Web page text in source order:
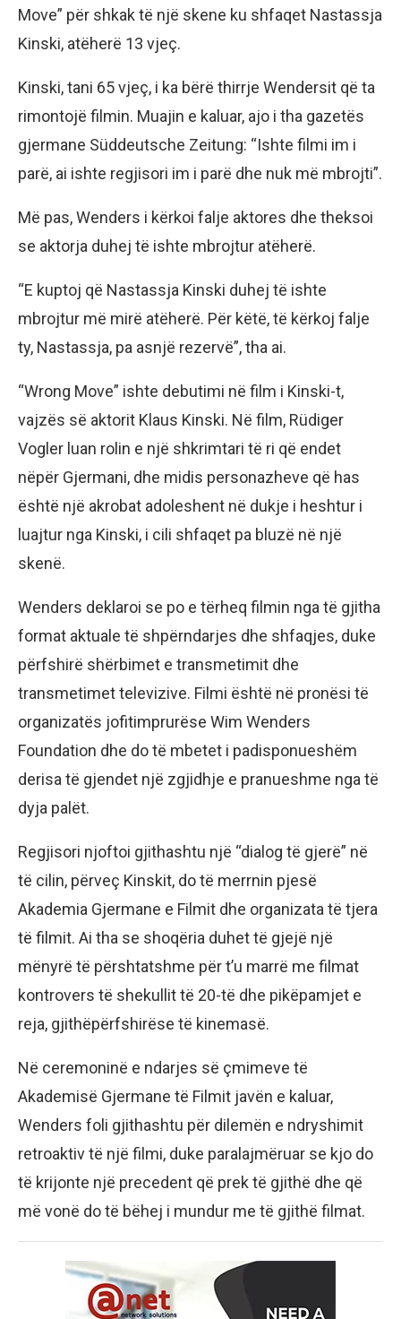
Move” për shkak të një skene ku shfaqet Nastassja
Kinski, atëherë 13 vjeç.
Kinski, tani 65 vjeç, i ka bërë thirrje Wendersit që ta
rimontojë filmin. Muajin e kaluar, ajo i tha gazetës
gjermane Süddeutsche Zeitung: “Ishte filmi im i
parë, ai ishte regjisori im i parë dhe nuk më mbrojti”.
Më pas, Wenders i kërkoi falje aktores dhe theksoi
se aktorja duhej të ishte mbrojtur atëherë.
“E kuptoj që Nastassja Kinski duhej të ishte
mbrojtur më mirë atëherë. Për këtë, të kërkoj falje
ty, Nastassja, pa asnjë rezervë”, tha ai.
“Wrong Move” ishte debutimi në film i Kinski-t,
vajzës së aktorit Klaus Kinski. Në film, Rüdiger
Vogler luan rolin e një shkrimtari të ri që endet
nëpër Gjermani, dhe midis personazheve që has
është një akrobat adoleshent në dukje i heshtur i
luajtur nga Kinski, i cili shfaqet pa bluzë në një
skenë.
Wenders deklaroi se po e tërheq filmin nga të gjitha
format aktuale të shpërndarjes dhe shfaqjes, duke
përfshirë shërbimet e transmetimit dhe
transmetimet televizive. Filmi është në pronësi të
organizatës jofitimprurëse Wim Wenders
Foundation dhe do të mbetet i padisponueshëm
derisa të gjendet një zgjidhje e pranueshme nga të
dyja palët.
Regjisori njoftoi gjithashtu një “dialog të gjerë” në
të cilin, përveç Kinskit, do të merrnin pjesë
Akademia Gjermane e Filmit dhe organizata të tjera
të filmit. Ai tha se shoqëria duhet të gjejë një
mënyrë të përshtatshme për t’u marrë me filmat
kontrovers të shekullit të 20-të dhe pikëpamjet e
reja, gjithëpërfshirëse të kinemasë.
Në ceremoninë e ndarjes së çmimeve të
Akademisë Gjermane të Filmit javën e kaluar,
Wenders foli gjithashtu për dilemën e ndryshimit
retroaktiv të një filmi, duke paralajmëruar se kjo do
të krijonte një precedent që prek të gjithë dhe që
më vonë do të bëhej i mundur me të gjithë filmat.